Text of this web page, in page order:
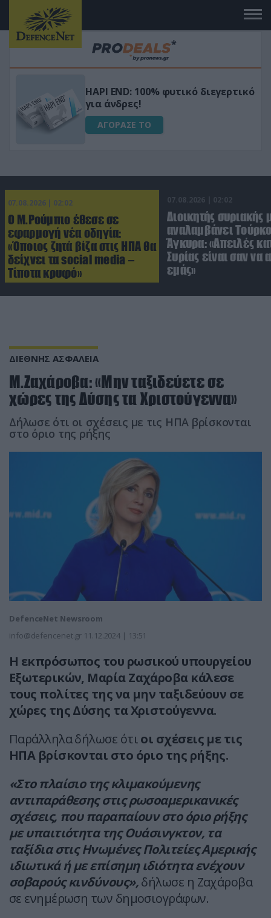
HAPI END: 100% φυτικό διεγερτικό
για άνδρες!
ΑΓΟΡΑΣΕ ΤΟ
07.08.2026 | 02:02
Ο Μ.Ρούμπιο έθεσε σε
εφαρμογή νέα οδηγία:
«Όποιος ζητά βίζα στις ΗΠΑ θα
δείχνει τα social media –
Τίποτα κρυφό»
07.08.2026 | 02:02
Διοικητής συριακής
αναλαμβάνει
Άγκυρα: «Απειλές
Συρίας είναι σαν να
εμάς»
ΔΙΕΘΝΗΣ ΑΣΦΑΛΕΙΑ
Μ.Ζαχάροβα: «Μην ταξιδεύετε σε
χώρες της Δύσης τα Χριστούγεννα»
Δήλωσε ότι οι σχέσεις με τις ΗΠΑ βρίσκονται
στο όριο της ρήξης
DefenceNet Newsroom
info@defencenet.gr 11.12.2024 | 13:51
Η εκπρόσωπος του ρωσικού υπουργείου
Εξωτερικών, Μαρία Ζαχάροβα κάλεσε
τους πολίτες της να μην ταξιδεύουν σε
χώρες της Δύσης τα Χριστούγεννα.
Παράλληλα δήλωσε ότιοι σχέσεις με τις
ΗΠΑ βρίσκονται στο όριο της ρήξης.
«Στο πλαίσιο της κλιμακούμενης
αντιπαράθεσης στις ρωσοαμερικανικές
σχέσεις, που παραπαίουν στο όριο ρήξης
με υπαιτιότητα της Ουάσινγκτον, τα
ταξίδια στις Ηνωμένες Πολιτείες Αμερικής
ιδιωτικά ή με επίσημη ιδιότητα ενέχουν
σοβαρούς κινδύνους»,δήλωσε η Ζαχάροβα
σε ενημέρωση των δημοσιογράφων.